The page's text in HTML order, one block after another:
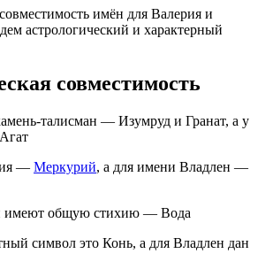
имён для Валерия и
астрологический и характерный
совместимость
талисман — Изумруд и Гранат, а у
— Меркурий, а для имени Владлен —
имеют общую стихию — Вода
символ это Конь, а для Владлен дан